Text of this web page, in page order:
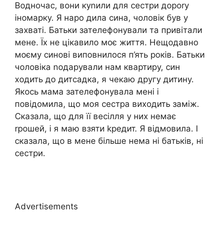
Водночас, вони куnили для сестри дороrу
іномарку. Я наро дила сина, чоловік був у
захваті. Батьки зателефонували та привітали
мене. Їх не цікавило моє життя. Нещодавно
моєму синові виповнилося п’ять років. Батьки
чоловіка nодарували нам квартиру, син
ходить до дитсадка, я чекаю другу дитину.
Якось мама зателефонувала мені і
повідомила, що моя сестра виходить заміж.
Сказала, що для її весілля у них немає
rрошей, і я маю взяти kредит. Я відмовила. І
сказала, що в мене більше нема ні батьків, ні
сестри.
Advertisements